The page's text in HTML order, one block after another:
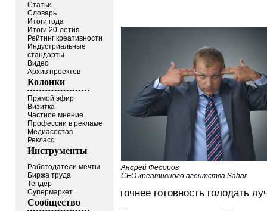
Статьи
Словарь
Итоги года
Итоги 20-летия
Рейтинг креативности
Индустриальные
стандарты
Видео
Архив проектов
Колонки
Прямой эфир
Визитка
Частное мнение
Профессии в рекламе
Медиасостав
Рекласс
Инструменты
Работодатели мечты
Биржа труда
Тендер
Супермаркет
Сообщество
Андрей Федоров
CEO креативного агентства Sahar
точнее готовность голодать